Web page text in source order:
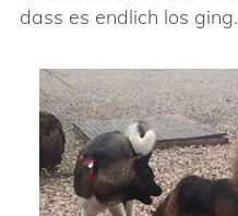
dass es endlich los ging.